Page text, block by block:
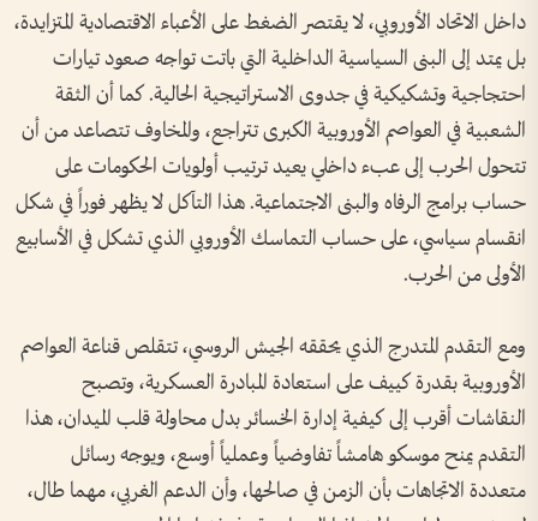
داخل الاتحاد الأوروبي، لا يقتصر الضغط على الأعباء الاقتصادية المتزايدة،
بل يمتد إلى البنى السياسية الداخلية التي باتت تواجه صعود تيارات
احتجاجية وتشكيكية في جدوى الاستراتيجية الحالية. كما أن الثقة
الشعبية في العواصم الأوروبية الكبرى تتراجع، والمخاوف تتصاعد من أن
تتحول الحرب إلى عبء داخلي يعيد ترتيب أولويات الحكومات على
حساب برامج الرفاه والبنى الاجتماعية. هذا التآكل لا يظهر فوراً في شكل
انقسام سياسي، على حساب التماسك الأوروبي الذي تشكل في الأسابيع
الأولى من الحرب.
ومع التقدم المتدرج الذي يحققه الجيش الروسي، تتقلص قناعة العواصم
الأوروبية بقدرة كييف على استعادة المبادرة العسكرية، وتصبح
النقاشات أقرب إلى كيفية إدارة الخسائر بدل محاولة قلب الميدان، هذا
التقدم يمنح موسكو هامشاً تفاوضياً وعملياً أوسع، ويوجه رسائل
متعددة الاتجاهات بأن الزمن في صالحها، وأن الدعم الغربي، مهما طال،